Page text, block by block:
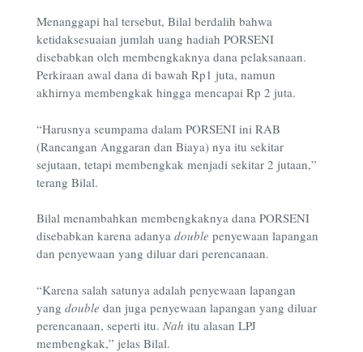
Menanggapi hal tersebut, Bilal berdalih bahwa
ketidaksesuaian jumlah uang hadiah PORSENI
disebabkan oleh membengkaknya dana pelaksanaan.
Perkiraan awal dana di bawah Rp1 juta, namun
akhirnya membengkak hingga mencapai Rp 2 juta.
“Harusnya seumpama dalam PORSENI ini RAB
(Rancangan Anggaran dan Biaya) nya itu sekitar
sejutaan, tetapi membengkak menjadi sekitar 2 jutaan,”
terang Bilal.
Bilal menambahkan membengkaknya dana PORSENI
disebabkan karena adanya double penyewaan lapangan
dan penyewaan yang diluar dari perencanaan.
“Karena salah satunya adalah penyewaan lapangan
yang double dan juga penyewaan lapangan yang diluar
perencanaan, seperti itu. Nah itu alasan LPJ
membengkak,” jelas Bilal.